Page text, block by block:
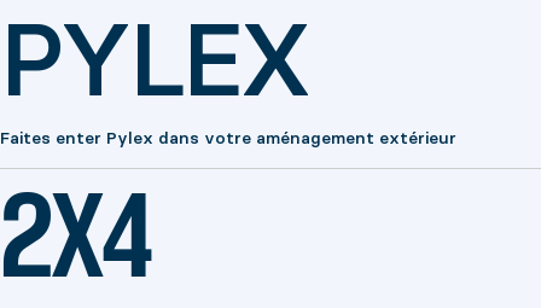
PYLEX
Faites enter Pylex dans votre aménagement extérieur
2X4